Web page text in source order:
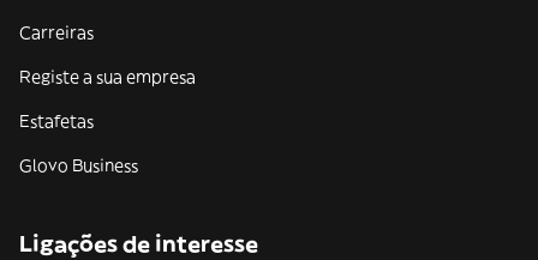
Carreiras
Registe a sua empresa
Estafetas
Glovo Business
Ligações de interesse